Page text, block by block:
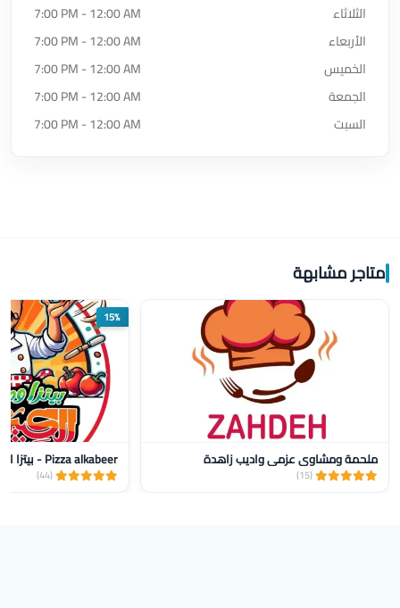
الثلاثاء
7:00 PM - 12:00 AM
الأربعاء
7:00 PM - 12:00 AM
الخميس
7:00 PM - 12:00 AM
الجمعة
7:00 PM - 12:00 AM
السبت
7:00 PM - 12:00 AM
متاجر مشابهة
ملحمة ومشاوي عزمي واديب زاهدة
(15)
15%
Pizza alkabeer - بيتزا الكبير
(44)